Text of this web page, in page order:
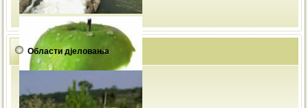
Области дјеловања